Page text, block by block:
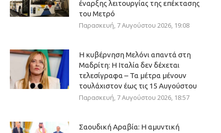
έναρξης λειτουργίας της επέκτασης
του Μετρό
Παρασκευή, 7 Αυγούστου 2026, 19:08
Η κυβέρνηση Μελόνι απαντά στη
Μαδρίτη: Η Ιταλία δεν δέχεται
τελεσίγραφα – Τα μέτρα μένουν
τουλάχιστον έως τις 15 Αυγούστου
Παρασκευή, 7 Αυγούστου 2026, 18:57
Σαουδική Αραβία: Η αμυντική